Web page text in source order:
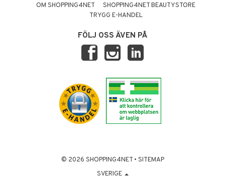
OM SHOPPING4NET
SHOPPING4NET BEAUTYSTORE
TRYGG E-HANDEL
FÖLJ OSS ÄVEN PÅ
© 2026 SHOPPING4NET • SITEMAP
SVERIGE